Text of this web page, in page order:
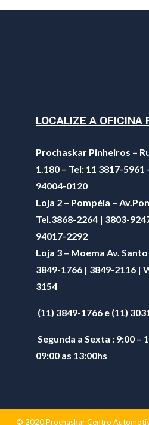
LOCALIZE A OFICINA
Prochaskar Pinheiros –
1.180 – Tel: 11 3817-
94004-0120
Loja 2 – Pompéia –
Tel.3868-2264 | 3803-
94017-2292
Loja 3 – Moema Av.
3849-1766 | 3849-2116 |
3154
(11) 3849-1766 e (11)
Segunda a Sexta : 9:00 –
09:00 as 13:00hs
© 2020 Prochaskar Centro